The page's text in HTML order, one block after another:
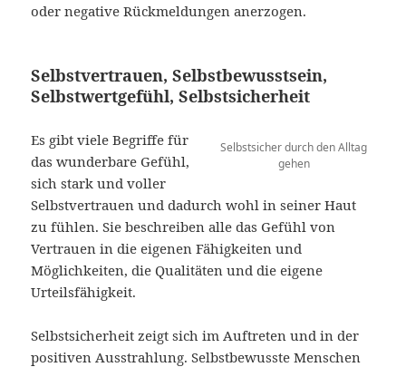
oder negative Rückmeldungen anerzogen.
Selbstvertrauen, Selbstbewusstsein,
Selbstwertgefühl, Selbstsicherheit
Selbstsicher durch den Alltag
gehen
Es gibt viele Begriffe für
das wunderbare Gefühl,
sich stark und voller
Selbstvertrauen und dadurch wohl in seiner Haut
zu fühlen. Sie beschreiben alle das Gefühl von
Vertrauen in die eigenen Fähigkeiten und
Möglichkeiten, die Qualitäten und die eigene
Urteilsfähigkeit.
Selbstsicherheit zeigt sich im Auftreten und in der
positiven Ausstrahlung. Selbstbewusste Menschen